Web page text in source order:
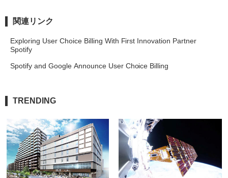
関連リンク
Exploring User Choice Billing With First Innovation Partner
Spotify
Spotify and Google Announce User Choice Billing
TRENDING